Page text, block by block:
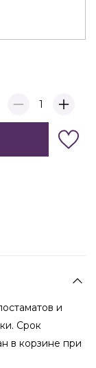
1
и
Срок
в корзине при